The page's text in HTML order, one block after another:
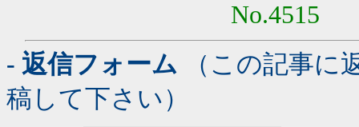
No.4515
- 返信フォーム （この記事に
稿して下さい）